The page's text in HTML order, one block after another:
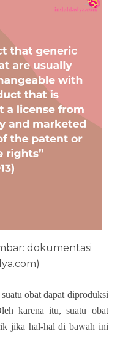
dokumentasi
obat dapat diproduksi
karena itu, suatu obat
jika hal-hal di bawah ini